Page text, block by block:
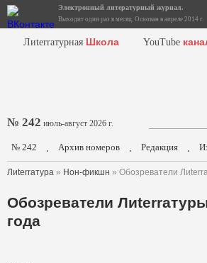
Электронный литературный журнал.
Выходит один раз в месяц. Основан в апреле 2014 г.
Лиterraтурная Школа YouTube
№ 242 июль-август 2026 г.
№ 242 . Архив номеров . Редакция .
Лиterraтура » Нон-фикшн » Обозреватели
Обозреватели
года